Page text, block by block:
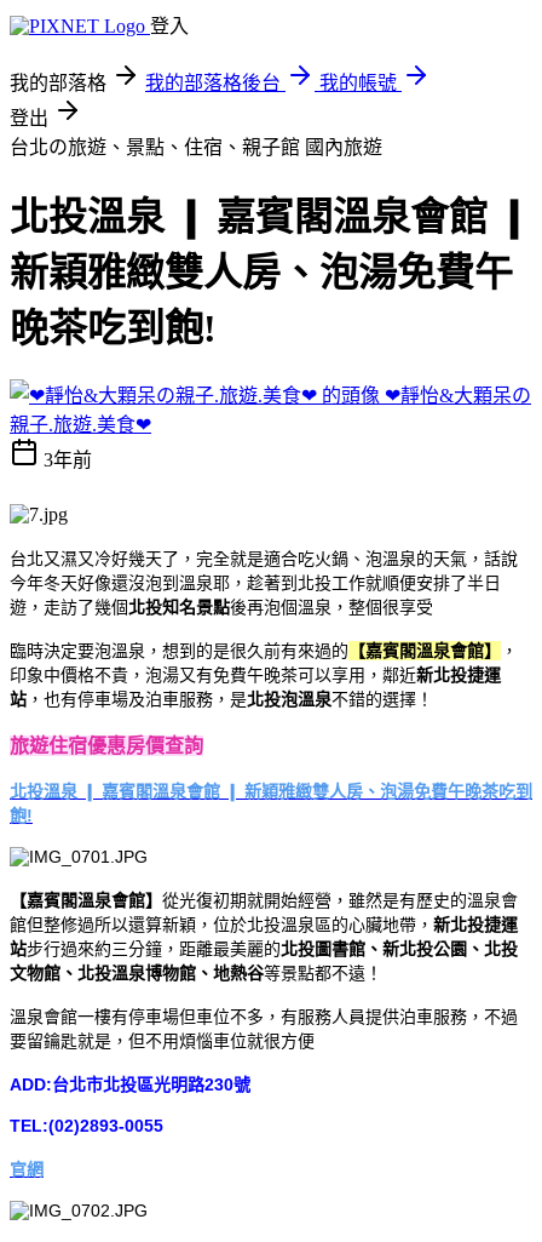
登入
我的部落格 我的部落格後台
我的帳號
登出
台北の旅遊、景點、住宿、親子館 國內旅遊
北投溫泉 ❙ 嘉賓閣溫泉會館 ❙
新穎雅緻雙人房、泡湯免費午
晚茶吃到飽!
❤靜怡&大顆呆の
親子.旅遊.美食❤
3年前
台北又濕又冷好幾天了，完全就是適合吃火鍋、泡溫泉的天氣，話說
今年冬天好像還沒泡到溫泉耶，趁著到北投工作就順便安排了半日
遊，走訪了幾個北投知名景點後再泡個溫泉，整個很享受
臨時決定要泡溫泉，想到的是很久前有來過的 【嘉賓閣溫泉會館】
，
印象中價格不貴，泡湯又有免費午晚茶可以享用，鄰近新北投捷運
站 ，也有停車場及泊車服務，是北投泡溫泉不錯的選擇！
旅遊住宿優惠房價查詢
北投溫泉 ❙ 嘉賓閣溫泉會館 ❙ 新穎雅緻雙人房、泡湯免費午晚茶吃到
飽!
【嘉賓閣溫泉會館】 從光復初期就開始經營，雖然是有歷史的溫泉會
館但整修過所以還算新穎，位於北投溫泉區的心臟地帶， 新北投捷運
站步行過來約三分鐘，距離最美麗的北投圖書館、新北投公園、北投
文物館、北投溫泉博物館、地熱谷等景點都不遠！
溫泉會館一樓有停車場但車位不多，有服務人員提供泊車服務，不過
要留鑰匙就是，但不用煩惱車位就很方便
ADD:台北市北投區光明路230號
TEL:(02)2893-0055
官網